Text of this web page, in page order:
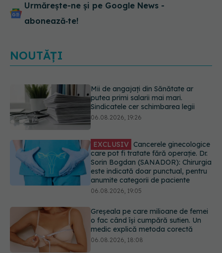
Urmărește-ne și pe Google News -
abonează‑te!
NOUTĂȚI
EXCLUSIV Cancerele ginecologice
care pot fi tratate fără operație. Dr.
Sorin Bogdan (SANADOR): Chirurgia
este indicată doar punctual, pentru
Greșeala pe care milioane de femei
o fac când își cumpără sutien. Un
medic explică metoda corectă
06.08.2026, 18:08
Colebil și Panzcebil, blocate
temporar în farmacii. ANMDMR
explică de ce a luat măsura
06.08.2026, 16:37